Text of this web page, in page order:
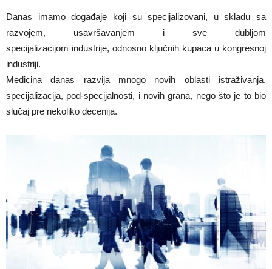
Danas imamo događaje koji su specijalizovani, u skladu sa
razvojem, usavršavanjem i sve dubljom
specijalizacijom industrije, odnosno ključnih kupaca u kongresnoj
industriji.
Medicina danas razvija mnogo novih oblasti istraživanja,
specijalizacija, pod-specijalnosti, i novih grana, nego što je to bio
slučaj pre nekoliko decenija.